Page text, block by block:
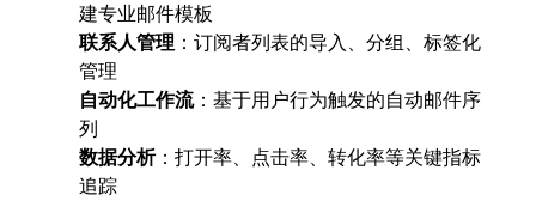
建专业邮件模板
联系人管理 ：订阅者列表的导入、分组、标签化
管理
自动化工作流：基于用户行为触发的自动邮件序
列
数据分析：打开率、点击率、转化率等关键指标
追踪